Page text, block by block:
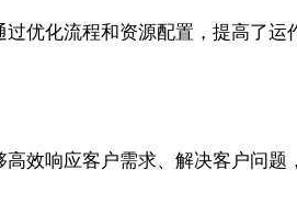
优化流程和资源配置，提高了
效响应客户需求、解决客户问